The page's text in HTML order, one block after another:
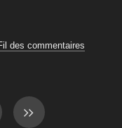
des commentaires